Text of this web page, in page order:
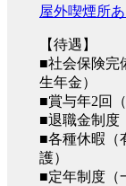
屋外喫煙所あ
【待遇】
■社会保険完
生年金）
■賞与年2回
■退職金制度
■各種休暇（
護）
■定年制度（